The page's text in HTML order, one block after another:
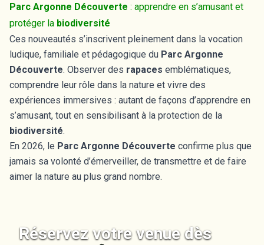
Parc Argonne Découverte : apprendre en s’amusant et
protéger la biodiversité
Ces nouveautés s’inscrivent pleinement dans la vocation
ludique, familiale et pédagogique du Parc Argonne
Découverte. Observer des rapaces emblématiques,
comprendre leur rôle dans la nature et vivre des
expériences immersives : autant de façons d’apprendre en
s’amusant, tout en sensibilisant à la protection de la
biodiversité.
En 2026, le Parc Argonne Découverte confirme plus que
jamais sa volonté d’émerveiller, de transmettre et de faire
aimer la nature au plus grand nombre.
Réservez votre venue dès